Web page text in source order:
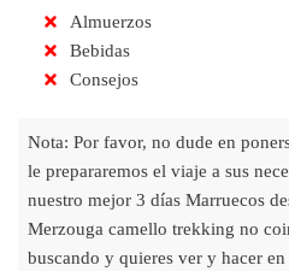
Almuerzos
Bebidas
Consejos
Nota: Por favor, no dude en
le prepararemos el viaje a sus
nuestro mejor 3 días Marruecos
Merzouga camello trekking no
buscando y quieres ver y hacer